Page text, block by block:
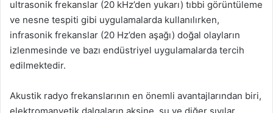
ultrasonik frekanslar (20 kHz’den yukarı) tıbbi görüntüleme
ve nesne tespiti gibi uygulamalarda kullanılırken,
infrasonik frekanslar (20 Hz’den aşağı) doğal olayların
izlenmesinde ve bazı endüstriyel uygulamalarda tercih
edilmektedir.
Akustik radyo frekanslarının en önemli avantajlarından biri,
elektromanyetik dalgaların aksine, su ve diğer sıvılar